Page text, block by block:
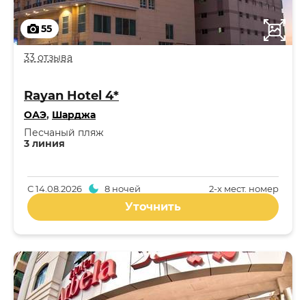
55
33 отзыва
Rayan Hotel 4*
ОАЭ, Шарджа
3 линия
Песчаный пляж
2-x мест. номер
С14.08.2026 8 ночей
Уточнить